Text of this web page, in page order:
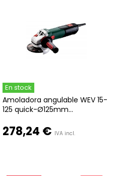
En stock
Amoladora angulable WEV 15-
125 quick-Ø125mm...
278,24 € IVA incl.